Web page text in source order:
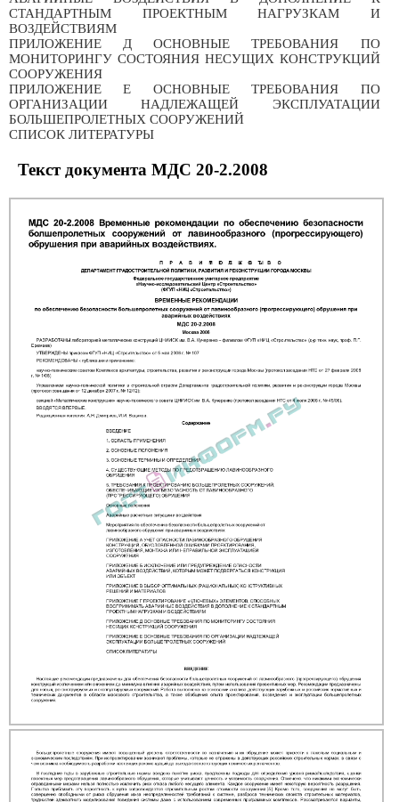
СТАНДАРТНЫМ ПРОЕКТНЫМ НАГРУЗКАМ И
ВОЗДЕЙСТВИЯМ
ПРИЛОЖЕНИЕ Д ОСНОВНЫЕ ТРЕБОВАНИЯ ПО
МОНИТОРИНГУ СОСТОЯНИЯ НЕСУЩИХ КОНСТРУКЦИЙ
СООРУЖЕНИЯ
ПРИЛОЖЕНИЕ E ОСНОВНЫЕ ТРЕБОВАНИЯ ПО
ОРГАНИЗАЦИИ НАДЛЕЖАЩЕЙ ЭКСПЛУАТАЦИИ
БОЛЬШЕПРОЛЕТНЫХ СООРУЖЕНИЙ
СПИСОК ЛИТЕРАТУРЫ
Текст документа МДС 20-2.2008